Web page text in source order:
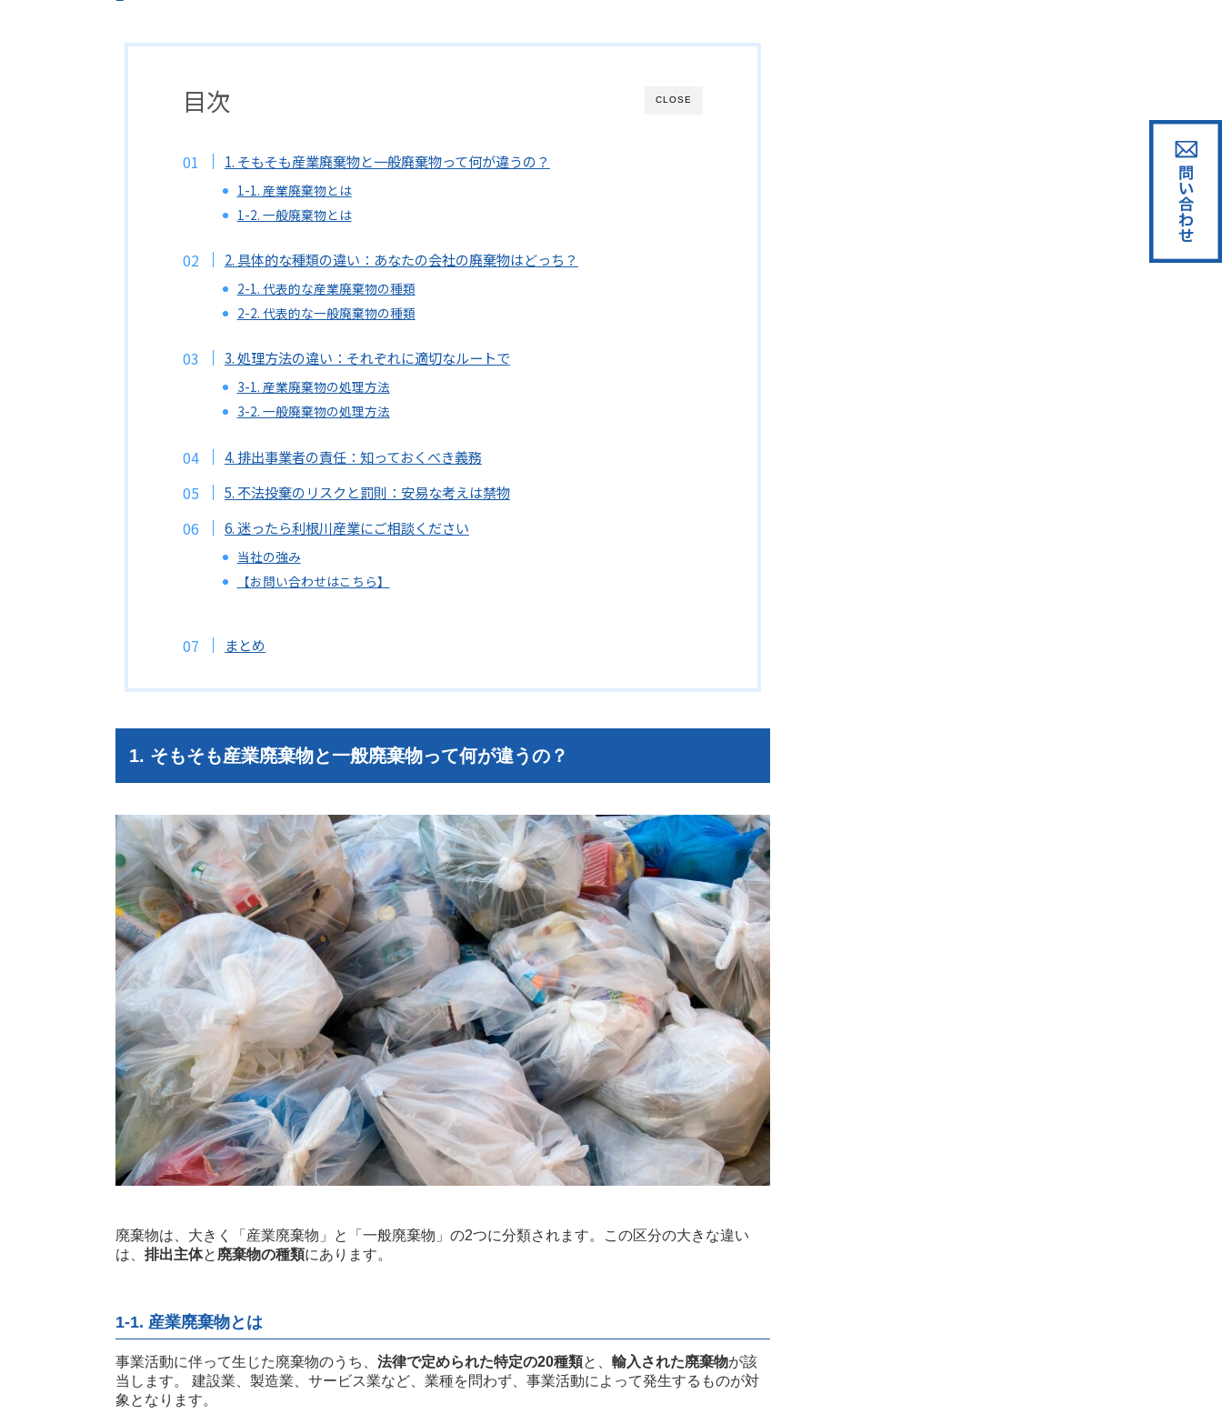
CLOSE
目次
1. そもそも産業廃棄物と一般廃棄物って何が違うの？
1-1. 産業廃棄物とは
1-2. 一般廃棄物とは
2. 具体的な種類の違い：あなたの会社の廃棄物はどっち？
2-1. 代表的な産業廃棄物の種類
2-2. 代表的な一般廃棄物の種類
3. 処理方法の違い：それぞれに適切なルートで
3-1. 産業廃棄物の処理方法
3-2. 一般廃棄物の処理方法
4. 排出事業者の責任：知っておくべき義務
5. 不法投棄のリスクと罰則：安易な考えは禁物
6. 迷ったら利根川産業にご相談ください
当社の強み
【お問い合わせはこちら】
まとめ
1. そもそも産業廃棄物と一般廃棄物って何が違うの？
廃棄物は、大きく「産業廃棄物」と「一般廃棄物」の2つに分類されます。この区分の大きな違い
は、 排出主体と 廃棄物の種類にあります。
1-1. 産業廃棄物とは
事業活動に伴って生じた廃棄物のうち、 法律で定められた特定の20種類と、 輸入された廃棄物が該
当します。 建設業、製造業、サービス業など、業種を問わず、事業活動によって発生するものが対
象となります。